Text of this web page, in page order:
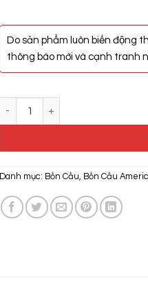
Do sản phẩm luôn biến động
thông báo mới và cạnh tranh
Danh mục: Bồn Cầu, Bồn Cầu